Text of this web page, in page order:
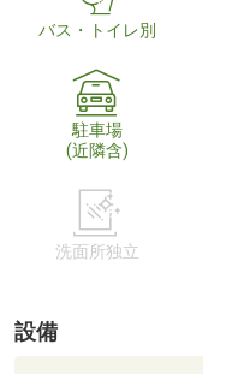
バス・トイレ別
駐車場
(近隣含)
洗面所独立
設備